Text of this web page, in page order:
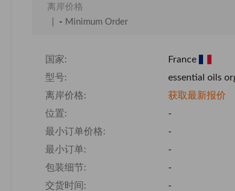
离岸价格
- Minimum Order
国家:
France
型号:
essential oils
离岸价格:
获取最新报价
位置:
-
最小订单价格:
-
最小订单:
-
包装细节:
-
交货时间:
-